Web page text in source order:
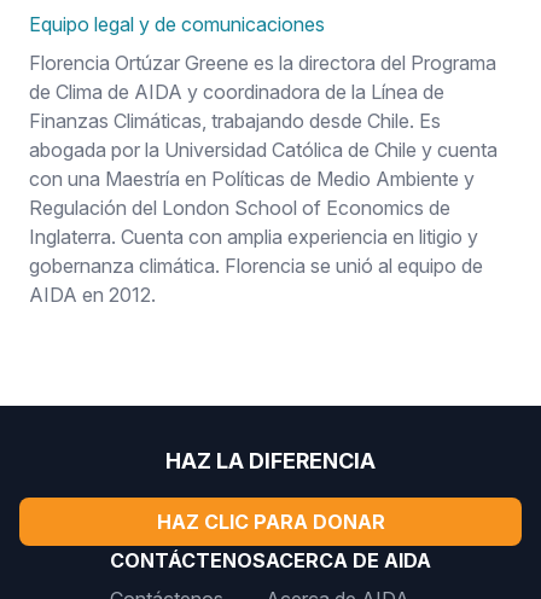
Equipo legal y de comunicaciones
Florencia Ortúzar Greene es la directora del Programa
de Clima de AIDA y coordinadora de la Línea de
Finanzas Climáticas, trabajando desde Chile. Es
abogada por la Universidad Católica de Chile y cuenta
con una Maestría en Políticas de Medio Ambiente y
Regulación del London School of Economics de
Inglaterra. Cuenta con amplia experiencia en litigio y
gobernanza climática. Florencia se unió al equipo de
AIDA en 2012.
HAZ LA DIFERENCIA
HAZ CLIC PARA DONAR
CONTÁCTENOSACERCA DE AIDA